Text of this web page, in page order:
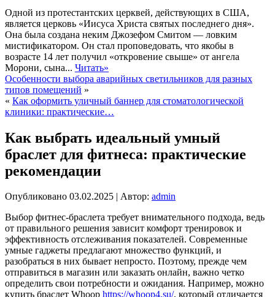
Одной из протестантских церквей, действующих в США,
является церковь «Иисуса Христа святых последнего дня».
Она была создана неким Джозефом Смитом — ловким
мистификатором. Он стал проповедовать, что якобы в
возрасте 14 лет получил «откровение свыше» от ангела
Морони, сына... Читать»
Особенности выбора аварийных светильников для разных
типов помещений »
« Как оформить уличный баннер для стоматологической
клиники: практические…
Как выбрать идеальный умный
браслет для фитнеса: практические
рекомендации
Опубликовано 03.02.2025 | Автор: admin
Выбор фитнес-браслета требует внимательного подхода, ведь
от правильного решения зависит комфорт тренировок и
эффективность отслеживания показателей. Современные
умные гаджеты предлагают множество функций, и
разобраться в них бывает непросто. Поэтому, прежде чем
отправиться в магазин или заказать онлайн, важно четко
определить свои потребности и ожидания. Например, можно
купить браслет Whoop https://whoop4.su/, который отличается